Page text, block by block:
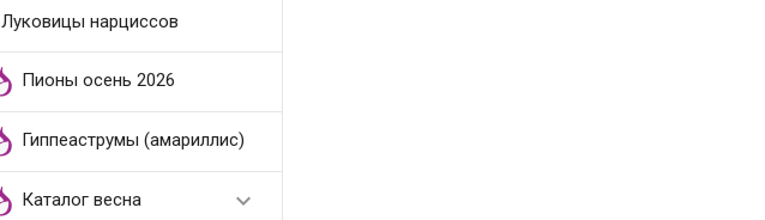
Луковицы нарциссов
Пионы осень 2026
Гиппеаструмы (амариллис)
Каталог весна 